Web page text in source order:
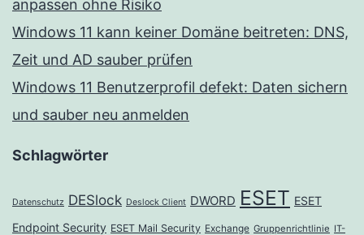
anpassen ohne Risiko
Windows 11 kann keiner Domäne beitreten: DNS,
Zeit und AD sauber prüfen
Windows 11 Benutzerprofil defekt: Daten sichern
und sauber neu anmelden
Schlagwörter
Datenschutz DESlock Deslock Client DWORD ESET ESET
Endpoint Security ESET Mail Security Exchange Gruppenrichtlinie IT-